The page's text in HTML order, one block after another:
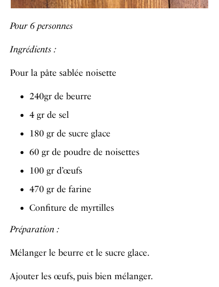
Pour 6 personnes
Ingrédients :
Pour la pâte sablée noisette
240gr de beurre
4 gr de sel
180 gr de sucre glace
60 gr de poudre de noisettes
100 gr d’œufs
470 gr de farine
Confiture de myrtilles
Préparation :
Mélanger le beurre et le sucre glace.
Ajouter les œufs, puis bien mélanger.